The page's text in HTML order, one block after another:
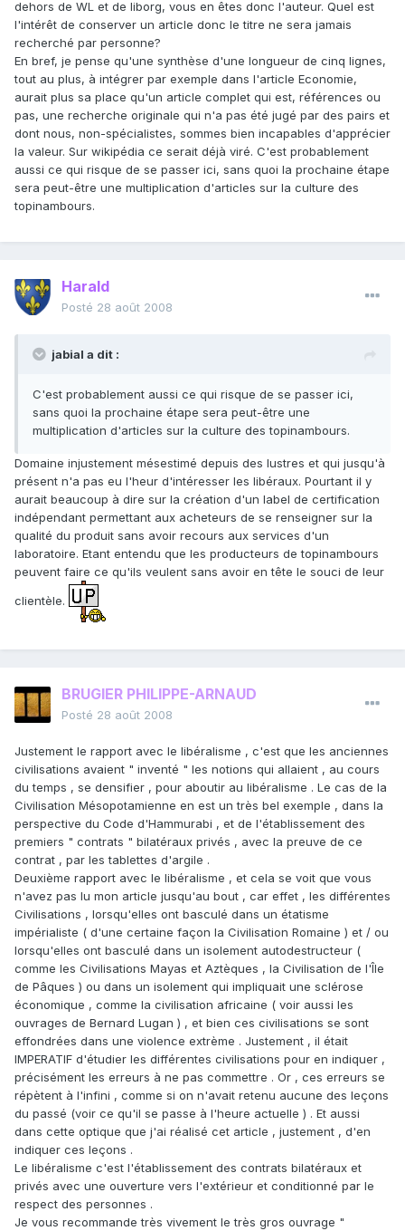
dehors de WL et de liborg, vous en êtes donc l'auteur. Quel est
l'intérêt de conserver un article donc le titre ne sera jamais
recherché par personne?
En bref, je pense qu'une synthèse d'une longueur de cinq lignes,
tout au plus, à intégrer par exemple dans l'article Economie,
aurait plus sa place qu'un article complet qui est, références ou
pas, une recherche originale qui n'a pas été jugé par des pairs et
dont nous, non-spécialistes, sommes bien incapables d'apprécier
la valeur. Sur wikipédia ce serait déjà viré. C'est probablement
aussi ce qui risque de se passer ici, sans quoi la prochaine étape
sera peut-être une multiplication d'articles sur la culture des
topinambours.
Harald
Posté 28 août 2008
jabial a dit :
C'est probablement aussi ce qui risque de se passer ici,
sans quoi la prochaine étape sera peut-être une
multiplication d'articles sur la culture des topinambours.
Domaine injustement mésestimé depuis des lustres et qui jusqu'à
présent n'a pas eu l'heur d'intéresser les libéraux. Pourtant il y
aurait beaucoup à dire sur la création d'un label de certification
indépendant permettant aux acheteurs de se renseigner sur la
qualité du produit sans avoir recours aux services d'un
laboratoire. Etant entendu que les producteurs de topinambours
peuvent faire ce qu'ils veulent sans avoir en tête le souci de leur
clientèle.
BRUGIER PHILIPPE-ARNAUD
Posté 28 août 2008
Justement le rapport avec le libéralisme , c'est que les anciennes
civilisations avaient " inventé " les notions qui allaient , au cours
du temps , se densifier , pour aboutir au libéralisme . Le cas de la
Civilisation Mésopotamienne en est un très bel exemple , dans la
perspective du Code d'Hammurabi , et de l'établissement des
premiers " contrats " bilatéraux privés , avec la preuve de ce
contrat , par les tablettes d'argile .
Deuxième rapport avec le libéralisme , et cela se voit que vous
n'avez pas lu mon article jusqu'au bout , car effet , les différentes
Civilisations , lorsqu'elles ont basculé dans un étatisme
impérialiste ( d'une certaine façon la Civilisation Romaine ) et / ou
lorsqu'elles ont basculé dans un isolement autodestructeur (
comme les Civilisations Mayas et Aztèques , la Civilisation de l'Île
de Pâques ) ou dans un isolement qui impliquait une sclérose
économique , comme la civilisation africaine ( voir aussi les
ouvrages de Bernard Lugan ) , et bien ces civilisations se sont
effondrées dans une violence extrème . Justement , il était
IMPERATIF d'étudier les différentes civilisations pour en indiquer ,
précisément les erreurs à ne pas commettre . Or , ces erreurs se
répètent à l'infini , comme si on n'avait retenu aucune des leçons
du passé (voir ce qu'il se passe à l'heure actuelle ) . Et aussi
dans cette optique que j'ai réalisé cet article , justement , d'en
indiquer ces leçons .
Le libéralisme c'est l'établissement des contrats bilatéraux et
privés avec une ouverture vers l'extérieur et conditionné par le
respect des personnes .
Je vous recommande très vivement le très gros ouvrage "